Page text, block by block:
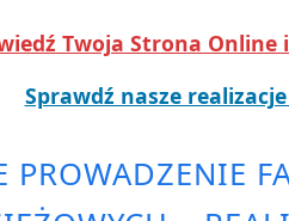
Twoja Strona Online
Sprawdź nasze
PROWADZENIE